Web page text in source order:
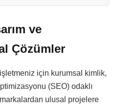
ve
Çözümler
işletmeniz için kurumsal kimlik,
(SEO) odaklı
ulusal projelere